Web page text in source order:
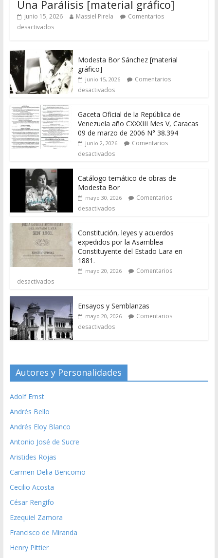
Una Parálisis [material gráfico]
junio 15, 2026 Massiel Pirela
Comentarios
desactivados
Modesta Bor Sánchez [material
gráfico]
junio 15, 2026
Comentarios
desactivados
Gaceta Oficial de la República de
Venezuela año CXXXIII Mes V, Caracas
09 de marzo de 2006 N° 38.394
junio 2, 2026
Comentarios
desactivados
Catálogo temático de obras de
Modesta Bor
mayo 30, 2026
Comentarios
desactivados
Constitución, leyes y acuerdos
expedidos por la Asamblea
Constituyente del Estado Lara en
1881.
mayo 20, 2026
Comentarios
desactivados
Ensayos y Semblanzas
mayo 20, 2026
Comentarios
desactivados
Autores y Personalidades
Adolf Ernst
Andrés Bello
Andrés Eloy Blanco
Antonio José de Sucre
Aristides Rojas
Carmen Delia Bencomo
Cecilio Acosta
César Rengifo
Ezequiel Zamora
Francisco de Miranda
Henry Pittier